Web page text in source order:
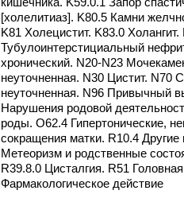
[холелитиаз]. K80.5 Камни
K81 Холецистит. K83.0
Тубулоинтерстициальный
хронический. N20-N23
неуточненная. N30 Цистит. N70
неуточненная. N96 Привычный
Нарушения родовой
роды. O62.4 Гипертонические,
сокращения матки. R10.4
Метеоризм и родственные
R39.8.0 Цисталгия. R51
Фармакологическое действие